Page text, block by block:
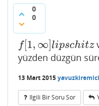
0
0
f[ 1, ∞ ]lipschitz
f[1,∞ ]lip schitz
yüzden düzgün
13 Mart 2015yavuzkiremici
Ilgili Bir Soru Sor